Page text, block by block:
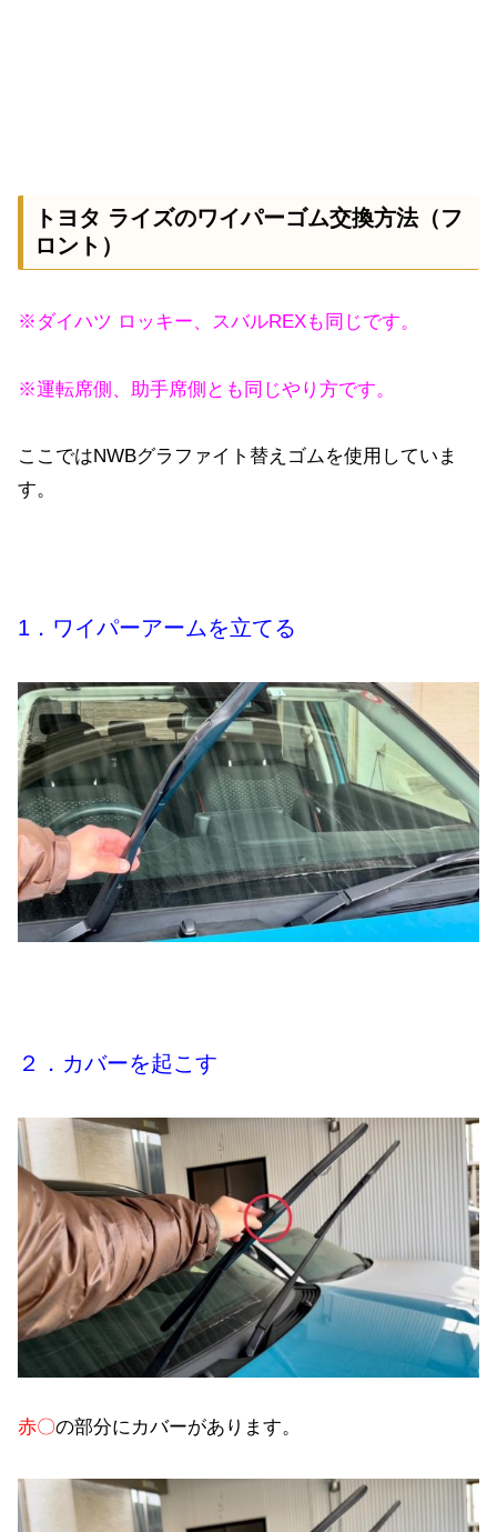
トヨタ ライズのワイパーゴム交換方法（フ
ロント）
※ダイハツ ロッキー、スバルREXも同じです。
※運転席側、助手席側とも同じやり方です。
ここではNWBグラファイト替えゴムを使用していま
す。
1．ワイパーアームを立てる
２．カバーを起こす
赤〇の部分にカバーがあります。